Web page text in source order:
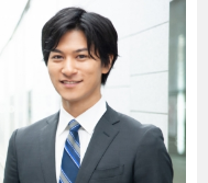
エンタメ